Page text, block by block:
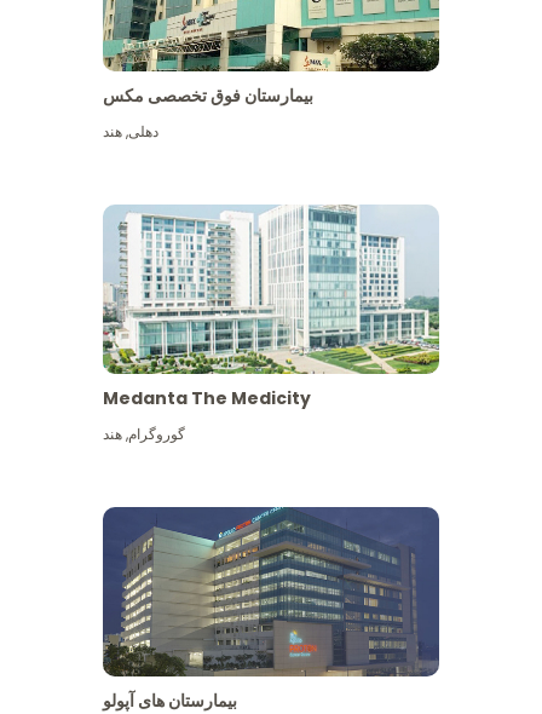
بیمارستان فوق تخصصی مکس
دهلی,هند
Medanta The Medicity
گوروگرام,هند
بیمارستان های آپولو